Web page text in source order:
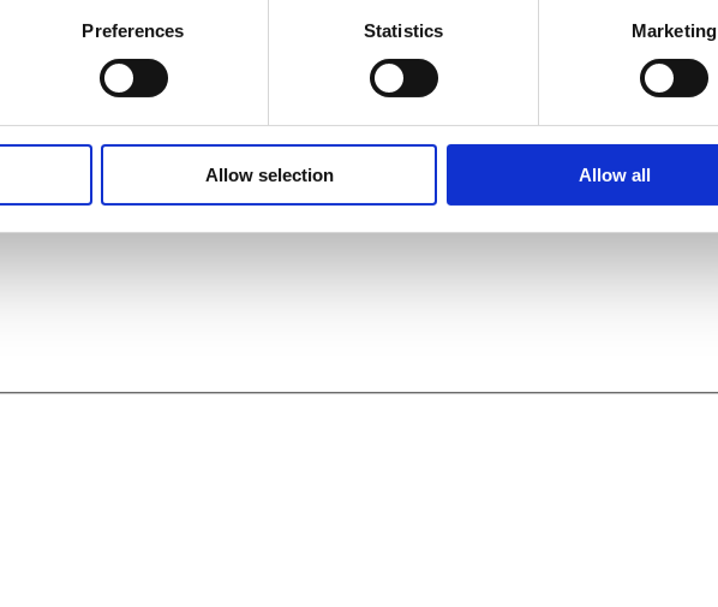
Preferences Statistics Marketing
Allow selection Allow all